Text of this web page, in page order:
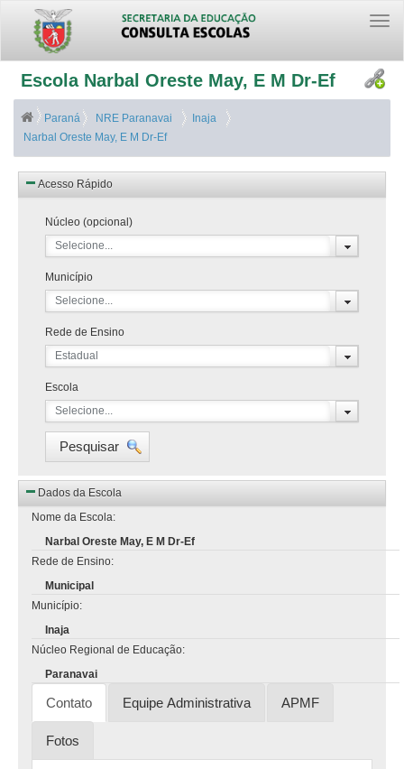
Escola Narbal Oreste May, E M Dr-Ef
Paraná NRE Paranavai
Inaja
Narbal Oreste May, E M Dr-Ef
Acesso Rápido
Núcleo (opcional)
Selecione...
Município
Selecione...
Rede de Ensino
Estadual
Escola
Selecione...
Pesquisar
Dados da Escola
Nome da Escola:
Narbal Oreste May, E M Dr-Ef
Rede de Ensino:
Municipal
Município:
Inaja
Núcleo Regional de Educação:
Paranavai
Contato Equipe Administrativa APMF
Fotos